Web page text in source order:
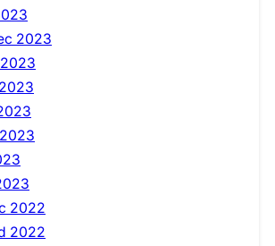
2023
2022
2022